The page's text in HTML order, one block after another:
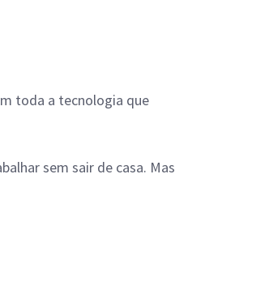
toda a tecnologia que
sem sair de casa. Mas